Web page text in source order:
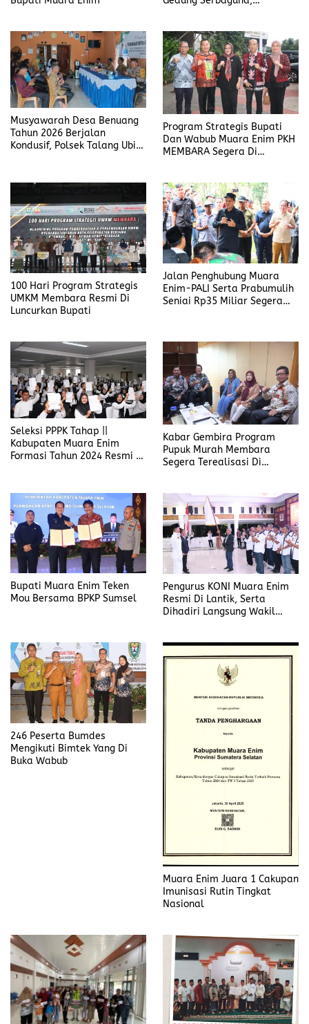
Musyawarah Desa Benuang
Tahun 2026 Berjalan
Kondusif, Polsek Talang Ubi
Program Strategis Bupati
Dan Wabub Muara Enim PKH
MEMBARA Segera Di
100 Hari Program Strategis
UMKM Membara Resmi Di
Luncurkan Bupati
Jalan Penghubung Muara
Enim-PALI Serta Prabumulih
Seniai Rp35 Miliar Segera
Seleksi PPPK Tahap ||
Kabupaten Muara Enim
Formasi Tahun 2024 Resmi Di
Kabar Gembira Program
Pupuk Murah Membara
Segera Terealisasi Di
Bupati Muara Enim Teken
Mou Bersama BPKP Sumsel
Pengurus KONI Muara Enim
Resmi Di Lantik, Serta
Dihadiri Langsung Wakil
246 Peserta Bumdes
Mengikuti Bimtek Yang Di
Buka Wabub
Muara Enim Juara 1 Cakupan
Imunisasi Rutin Tingkat
Nasional